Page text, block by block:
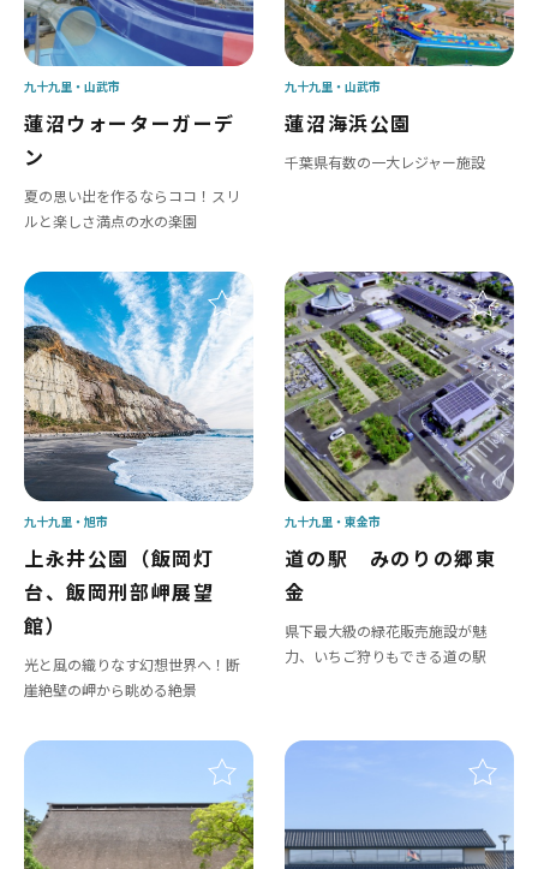
蓮沼ウォーターガーデ
ン
夏の思い出を作るならココ！スリ
ルと楽しさ満点の水の楽園
九十九里 山武市
蓮沼海浜公園
千葉県有数の一大レジャー施設
九十九里 山武市
上永井公園（飯岡灯
台、飯岡刑部岬展望
館）
光と風の織りなす幻想世界へ！断
崖絶壁の岬から眺める絶景
九十九里 旭市
道の駅 みのりの郷東
金
県下最大級の緑花販売施設が魅
力、いちご狩りもできる道の駅
九十九里 東金市